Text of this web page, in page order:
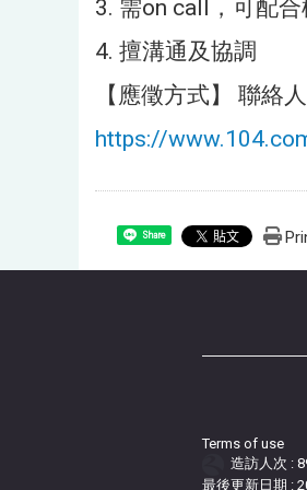
3. 需on call，可配
4. 擅溝通及協調
【應徵方式】 聯絡
https://
Share
Terms of use
造訪人次 :
最後更新日期 :